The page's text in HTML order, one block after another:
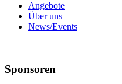
Angebote
Über uns
News/Events
Sponsoren